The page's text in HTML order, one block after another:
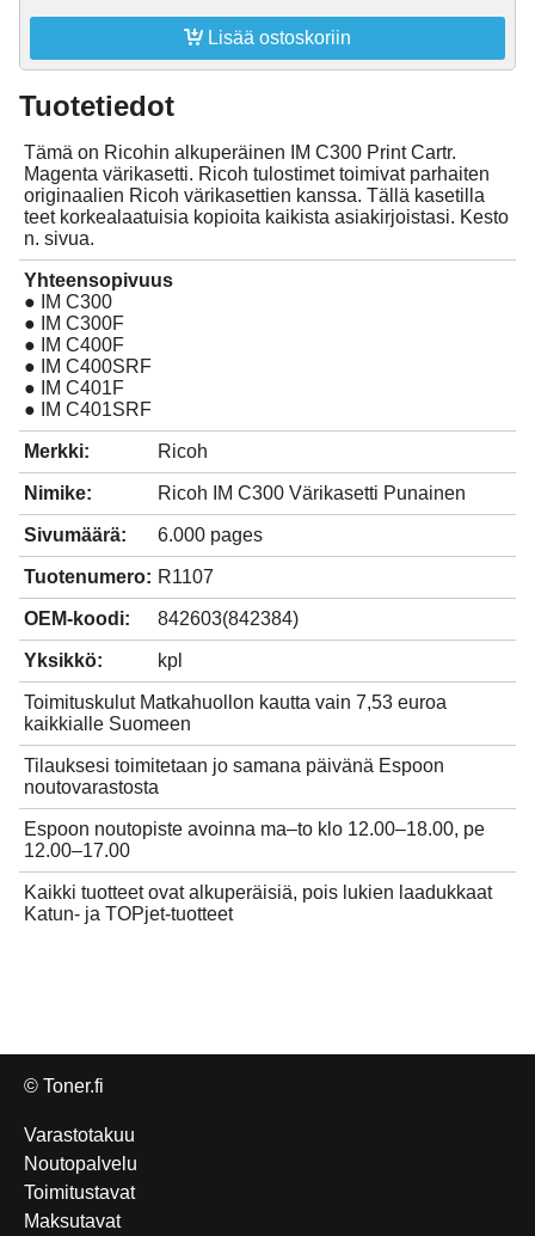
 Lisää ostoskoriin
Tuotetiedot
Tämä on Ricohin alkuperäinen IM C300 Print Cartr.
Magenta värikasetti. Ricoh tulostimet toimivat parhaiten
originaalien Ricoh värikasettien kanssa. Tällä kasetilla
teet korkealaatuisia kopioita kaikista asiakirjoistasi. Kesto
n. sivua.
Yhteensopivuus
● IM C300
● IM C300F
● IM C400F
● IM C400SRF
● IM C401F
● IM C401SRF
Merkki: Ricoh
Nimike: Ricoh IM C300 Värikasetti Punainen
Sivumäärä: 6.000 pages
Tuotenumero: R1107
OEM-koodi: 842603(842384)
Yksikkö: kpl
Toimituskulut Matkahuollon kautta vain 7,53 euroa
kaikkialle Suomeen
Tilauksesi toimitetaan jo samana päivänä Espoon
noutovarastosta
Espoon noutopiste avoinna ma–to klo 12.00–18.00, pe
12.00–17.00
Kaikki tuotteet ovat alkuperäisiä, pois lukien laadukkaat
Katun- ja TOPjet-tuotteet
© Toner.fi
Varastotakuu
Noutopalvelu
Toimitustavat
Maksutavat